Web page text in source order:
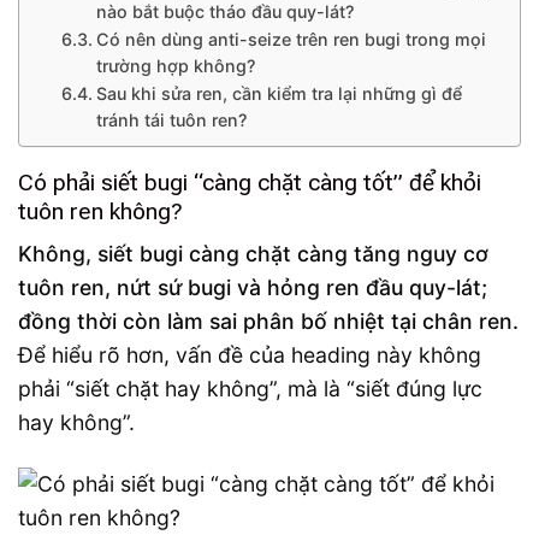
nào bắt buộc tháo đầu quy-lát?
Có nên dùng anti-seize trên ren bugi trong mọi
trường hợp không?
Sau khi sửa ren, cần kiểm tra lại những gì để
tránh tái tuôn ren?
Có phải siết bugi “càng chặt càng tốt” để khỏi
tuôn ren không?
Không, siết bugi càng chặt càng tăng nguy cơ
tuôn ren, nứt sứ bugi và hỏng ren đầu quy-lát;
đồng thời còn làm sai phân bố nhiệt tại chân ren.
Để hiểu rõ hơn, vấn đề của heading này không
phải “siết chặt hay không”, mà là “siết đúng lực
hay không”.